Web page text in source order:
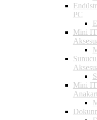
PC
Mini
Mini